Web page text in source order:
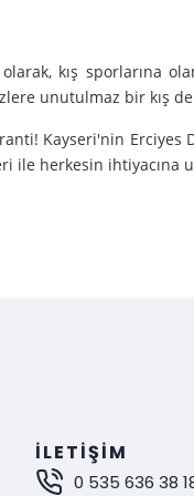
kış sporlarına
unutulmaz bir kış
Kayseri'nin Erciyes
ile herkesin ihtiyacına
çıkarıyoruz.
bir deneyim
İLETIŞIM
0 535 636 38